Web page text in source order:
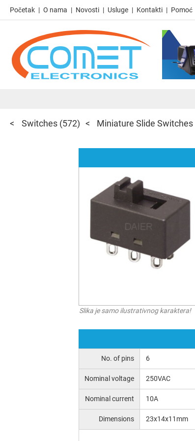
Početak O nama Novosti Usluge Kontakti Pomoć
Switches (572) Miniature Slide Switches
Slika je samo ilustrativnog karaktera!
No. of pins 6
Nominal voltage 250VAC
Nominal current 10A
Dimensions 23x14x11mm